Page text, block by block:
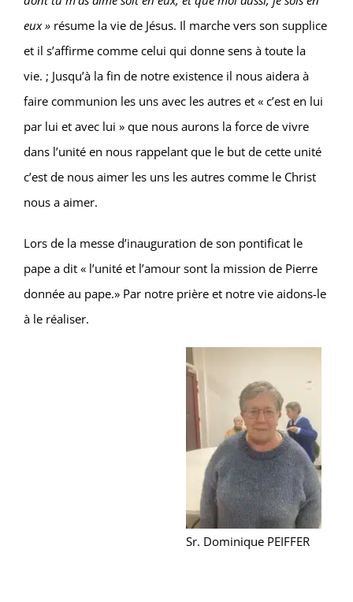
eux » résume la vie de Jésus. Il marche vers son supplice
et il s’affirme comme celui qui donne sens à toute la
vie. ; Jusqu’à la fin de notre existence il nous aidera à
faire communion les uns avec les autres et « c’est en lui
par lui et avec lui » que nous aurons la force de vivre
dans l’unité en nous rappelant que le but de cette unité
c’est de nous aimer les uns les autres comme le Christ
nous a aimer.
Lors de la messe d’inauguration de son pontificat le
pape a dit « l’unité et l’amour sont la mission de Pierre
donnée au pape.» Par notre prière et notre vie aidons-le
à le réaliser.
Sr. Dominique PEIFFER